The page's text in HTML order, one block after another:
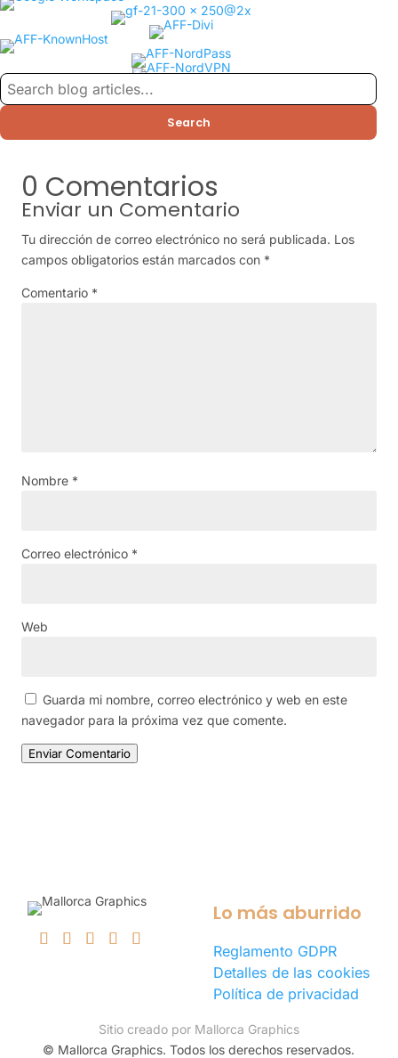
Search
0 Comentarios
Enviar un Comentario
Tu dirección de correo electrónico no será publicada. Los
campos obligatorios están marcados con *
Comentario *
Nombre *
Correo electrónico *
Web
Guarda mi nombre, correo electrónico y web en este
navegador para la próxima vez que comente.
Enviar Comentario
Lo más aburrido
Reglamento GDPR
Detalles de las cookies
Política de privacidad
Sitio creado por Mallorca Graphics
© Mallorca Graphics. Todos los derechos reservados.